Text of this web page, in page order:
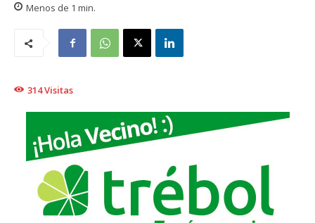
Menos de 1 min.
314Visitas